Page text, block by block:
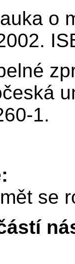
o
1.
se